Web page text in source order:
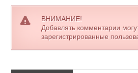
ВНИМАНИЕ!
Добавлять комментарии
зарегистрированные